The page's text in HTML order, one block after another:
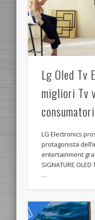
Lg Oled Tv
migliori Tv
consumatori
LG Electronics
protagonista
entertainment
SIGNATURE
…